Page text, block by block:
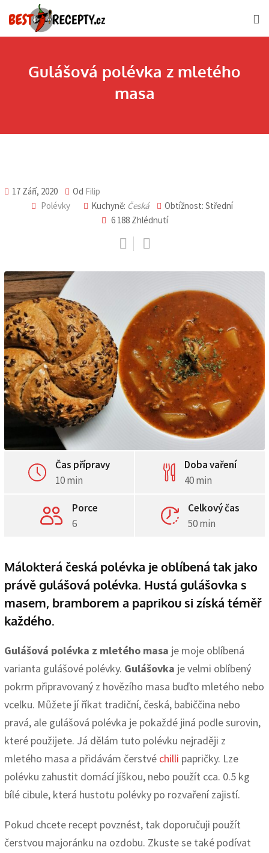
to
Gulášová polévka z mletého
masa
17 Září, 2020 Od Filip
Polévky
Kuchyně: Česká
Obtížnost: Střední
6 188 Zhlédnutí
Čas přípravy
10 min
Doba vaření
40 min
Porce
6
Celkový čas
50 min
Málokterá česká polévka je oblíbená tak jako
právě gulášová polévka. Hustá gulášovka s
masem, bramborem a paprikou si získá téměř
každého.
Gulášová polévka z mletého masa je moje oblíbená
varianta gulášové polévky. Gulášovka je velmi oblíbený
pokrm připravovaný z hovězího masa buďto mletého nebo
vcelku. Můžete jí říkat tradiční, česká, babiččina nebo
pravá, ale gulášová polévka je pokaždé jiná podle surovin,
které použijete. Já dělám tuto polévku nejraději z
mletého masa a přidávám čerstvé chilli papričky. Lze
polévku zahustit domácí jíškou, nebo použít cca. 0.5 kg
bílé cibule, která hustotu polévky po rozvaření zajistí.
Pokud chcete recept povznést, tak doporučuji použít
čerstvou majoránku na ozdobu. Zkuste se také podívat